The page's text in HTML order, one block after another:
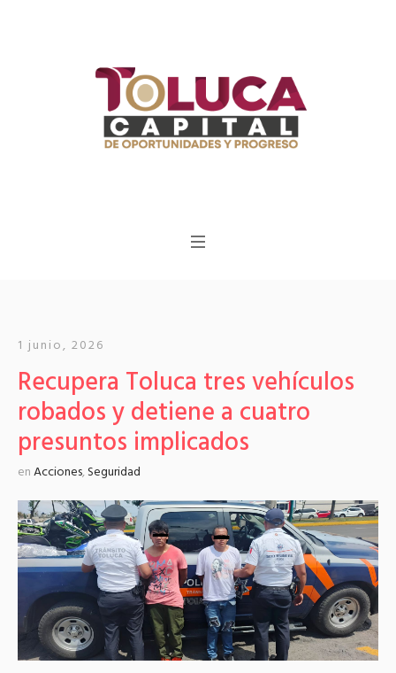
1 junio, 2026
Recupera Toluca tres vehículos
robados y detiene a cuatro
presuntos implicados
enAcciones,Seguridad